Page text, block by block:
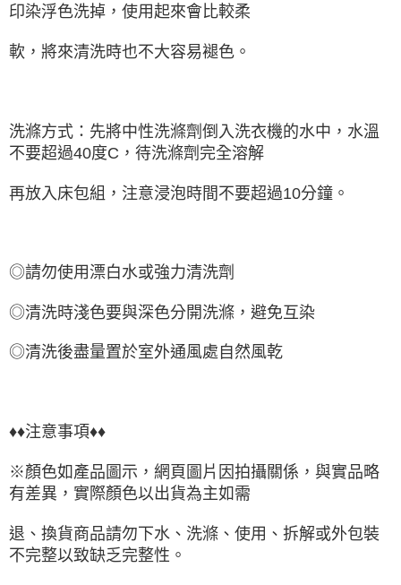
印染浮色洗掉，使用起來會比較柔
軟，將來清洗時也不大容易褪色。
洗滌方式：先將中性洗滌劑倒入洗衣機的水中，水溫
不要超過40度C，待洗滌劑完全溶解
再放入床包組，注意浸泡時間不要超過10分鐘。
◎請勿使用漂白水或強力清洗劑
◎清洗時淺色要與深色分開洗滌，避免互染
◎清洗後盡量置於室外通風處自然風乾
♦♦注意事項♦♦
※顏色如產品圖示，網頁圖片因拍攝關係，與實品略
有差異，實際顏色以出貨為主如需
退、換貨商品請勿下水、洗滌、使用、拆解或外包裝
不完整以致缺乏完整性。